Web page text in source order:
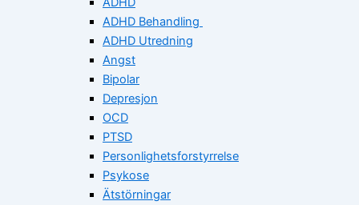
ADHD Behandling
ADHD Utredning
Angst
Bipolar
Depresjon
OCD
PTSD
Personlighetsforstyrrelse
Psykose
Ätstörningar